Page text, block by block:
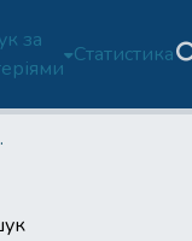
за
Статистика